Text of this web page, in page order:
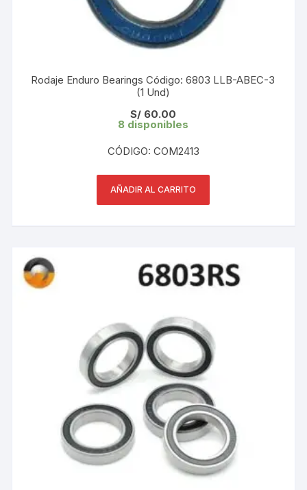
Rodaje Enduro Bearings Código: 6803 LLB-ABEC-3
(1 Und)
S/ 60.00
8 disponibles
CÓDIGO: COM2413
AÑADIR AL CARRITO